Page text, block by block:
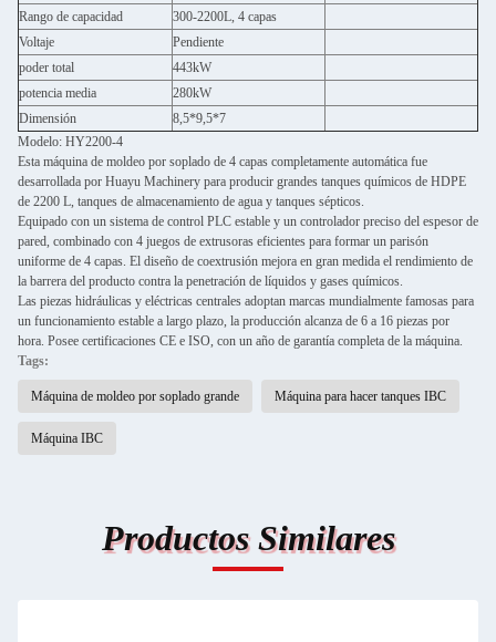
Rango de capacidad
300-2200L, 4 capas
Voltaje
Pendiente
poder total
443kW
potencia media
280kW
Dimensión
8,5*9,5*7
Modelo: HY2200-4
Esta máquina de moldeo por soplado de 4 capas completamente automática fue
desarrollada por Huayu Machinery para producir grandes tanques químicos de HDPE
de 2200 L, tanques de almacenamiento de agua y tanques sépticos.
Equipado con un sistema de control PLC estable y un controlador preciso del espesor de
pared, combinado con 4 juegos de extrusoras eficientes para formar un parisón
uniforme de 4 capas. El diseño de coextrusión mejora en gran medida el rendimiento de
la barrera del producto contra la penetración de líquidos y gases químicos.
Las piezas hidráulicas y eléctricas centrales adoptan marcas mundialmente famosas para
un funcionamiento estable a largo plazo, la producción alcanza de 6 a 16 piezas por
hora. Posee certificaciones CE e ISO, con un año de garantía completa de la máquina.
Tags:
Máquina de moldeo por soplado grande Máquina para hacer tanques IBC
Máquina IBC
Productos Similares